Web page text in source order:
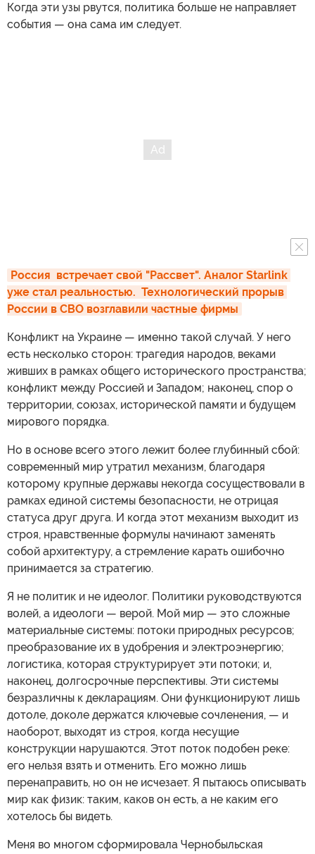
Когда эти узы рвутся, политика больше не направляет
события — она сама им следует.
Россия  встречает свой "Рассвет". Аналог Starlink
уже стал реальностью.  Технологический прорыв
России в СВО возглавили частные фирмы
Конфликт на Украине — именно такой случай. У него
есть несколько сторон: трагедия народов, веками
живших в рамках общего исторического пространства;
конфликт между Россией и Западом; наконец, спор о
территории, союзах, исторической памяти и будущем
мирового порядка.
Но в основе всего этого лежит более глубинный сбой:
современный мир утратил механизм, благодаря
которому крупные державы некогда сосуществовали в
рамках единой системы безопасности, не отрицая
статуса друг друга. И когда этот механизм выходит из
строя, нравственные формулы начинают заменять
собой архитектуру, а стремление карать ошибочно
принимается за стратегию.
Я не политик и не идеолог. Политики руководствуются
волей, а идеологи — верой. Мой мир — это сложные
материальные системы: потоки природных ресурсов;
преобразование их в удобрения и электроэнергию;
логистика, которая структурирует эти потоки; и,
наконец, долгосрочные перспективы. Эти системы
безразличны к декларациям. Они функционируют лишь
дотоле, доколе держатся ключевые сочленения, — и
наоборот, выходят из строя, когда несущие
конструкции нарушаются. Этот поток подобен реке:
его нельзя взять и отменить. Его можно лишь
перенаправить, но он не исчезает. Я пытаюсь описывать
мир как физик: таким, каков он есть, а не каким его
хотелось бы видеть.
Меня во многом сформировала Чернобыльская